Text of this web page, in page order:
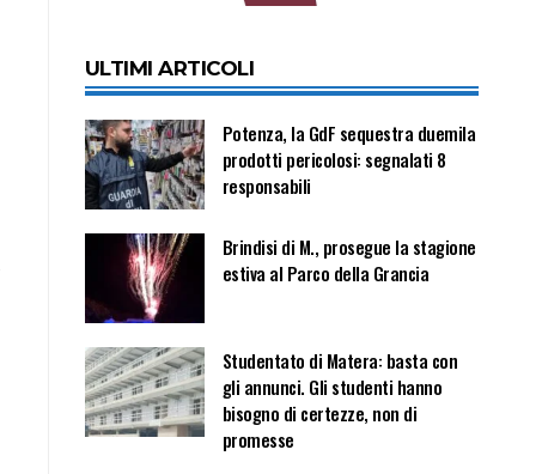
ULTIMI ARTICOLI
Potenza, la GdF sequestra duemila
prodotti pericolosi: segnalati 8
responsabili
Brindisi di M., prosegue la stagione
estiva al Parco della Grancia
Studentato di Matera: basta con
gli annunci. Gli studenti hanno
bisogno di certezze, non di
promesse